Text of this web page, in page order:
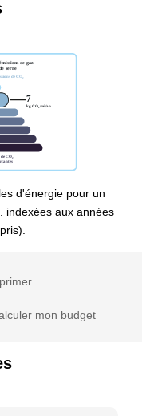
d'énergie pour un
indexées aux années
mon budget